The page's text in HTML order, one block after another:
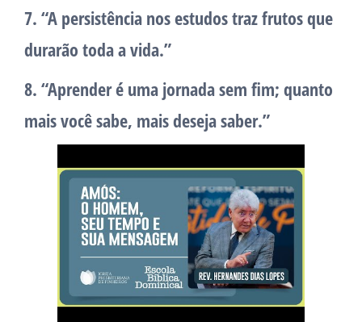
7. “A persistência nos estudos traz frutos que
durarão toda a vida.”
8. “Aprender é uma jornada sem fim; quanto
mais você sabe, mais deseja saber.”